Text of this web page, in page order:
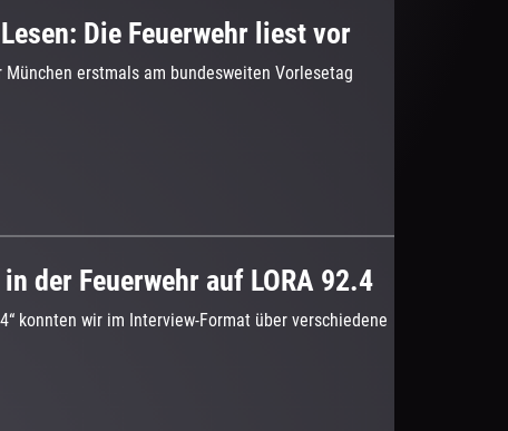
Die Feuerwehr liest vor
erstmals am bundesweiten Vorlesetag
der Feuerwehr auf LORA 92.4
konnten wir im Interview-Format über verschiedene